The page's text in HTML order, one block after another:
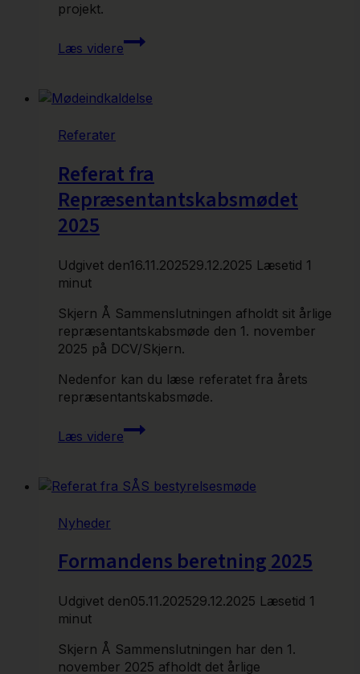
projekt.
Læs videre
Ålandets
Venner
TVMidtVest
Referater
Referat fra
Repræsentantskabsmødet
2025
Udgivet den16.11.202529.12.2025 Læsetid 1
minut
Skjern Å Sammenslutningen afholdt sit årlige
repræsentantskabsmøde den 1. november
2025 på DCV/Skjern.
Nedenfor kan du læse referatet fra årets
repræsentantskabsmøde.
Læs videre
Referat
fra
2025
Nyheder
Formandens beretning 2025
Udgivet den05.11.202529.12.2025 Læsetid 1
minut
Skjern Å Sammenslutningen har den 1.
november 2025 afholdt det årlige